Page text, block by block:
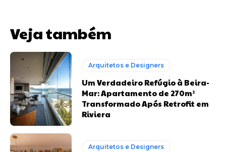
Veja também
Arquitetos e Designers
Um Verdadeiro Refúgio à Beira-
Mar: Apartamento de 270m²
Transformado Após Retrofit em
Riviera
Arquitetos e Designers